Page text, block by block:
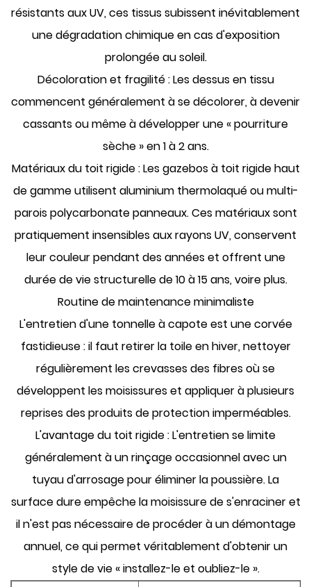
résistants aux UV, ces tissus subissent inévitablement
une dégradation chimique en cas d'exposition
prolongée au soleil.
Décoloration et fragilité :Les dessus en tissu
commencent généralement à se décolorer, à devenir
cassants ou même à développer une « pourriture
sèche » en 1 à 2 ans.
Matériaux du toit rigide :Les gazebos à toit rigide haut
de gamme utilisent aluminium thermolaquéou multi-
paroispolycarbonatepanneaux. Ces matériaux sont
pratiquement insensibles aux rayons UV, conservent
leur couleur pendant des années et offrent une
durée de vie structurelle de 10 à 15 ans, voire plus.
Routine de maintenance minimaliste
L'entretien d'une tonnelle à capote est une corvée
fastidieuse : il faut retirer la toile en hiver, nettoyer
régulièrement les crevasses des fibres où se
développent les moisissures et appliquer à plusieurs
reprises des produits de protection imperméables.
L'avantage du toit rigide :L'entretien se limite
généralement à un rinçage occasionnel avec un
tuyau d'arrosage pour éliminer la poussière. La
surface dure empêche la moisissure de s'enraciner et
il n'est pas nécessaire de procéder à un démontage
annuel, ce qui permet véritablement d'obtenir un
style de vie « installez-le et oubliez-le ».